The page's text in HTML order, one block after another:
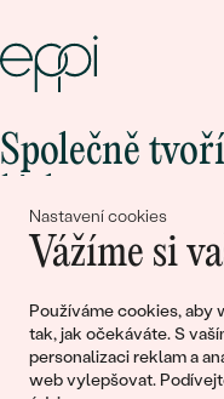
Nastavení cookies
Vážíme si
Používáme cookies, aby
tak, jak očekáváte. S
personalizaci reklam a
web vylepšovat.
Společně
Připojte se k nám!